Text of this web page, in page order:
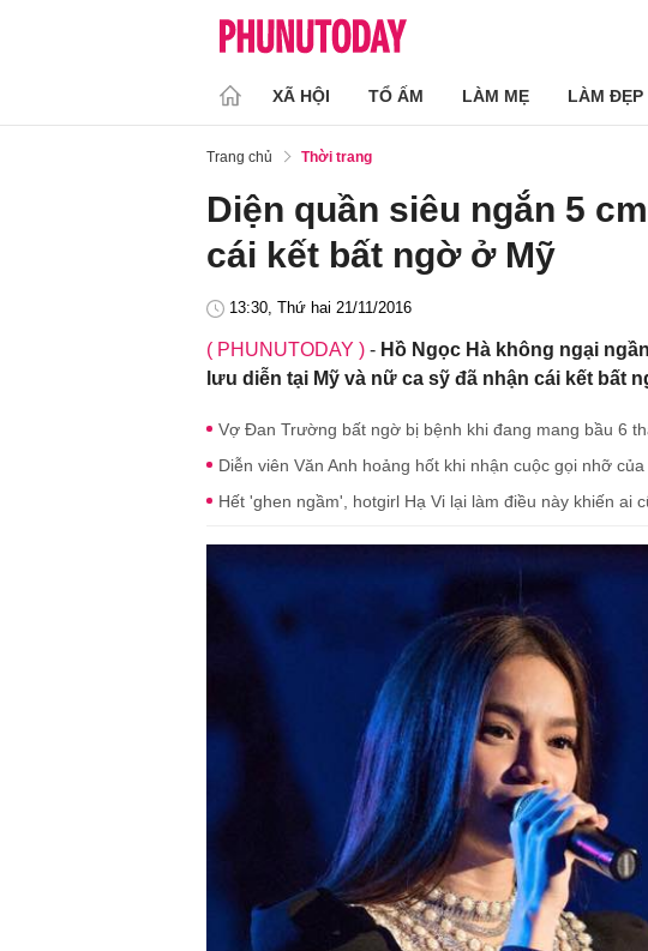
XÃ HỘI TỔ ẤM LÀM MẸ LÀM ĐẸP
Trang chủ Thời trang
Diện quần siêu ngắn 5
cái kết bất ngờ ở Mỹ
13:30, Thứ hai 21/11/2016
( PHUNUTODAY ) - Hồ Ngọc Hà không ngại
lưu diễn tại Mỹ và nữ ca sỹ đã nhận cái kết bất
Vợ Đan Trường bất ngờ bị bệnh khi đang mang bầu 6
Diễn viên Văn Anh hoảng hốt khi nhận cuộc gọi nhỡ
Hết 'ghen ngầm', hotgirl Hạ Vi lại làm điều này khiến ai